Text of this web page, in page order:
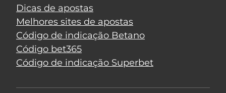
Dicas de apostas
Melhores sites de apostas
Código de indicação Betano
Código bet365
Código de indicação Superbet